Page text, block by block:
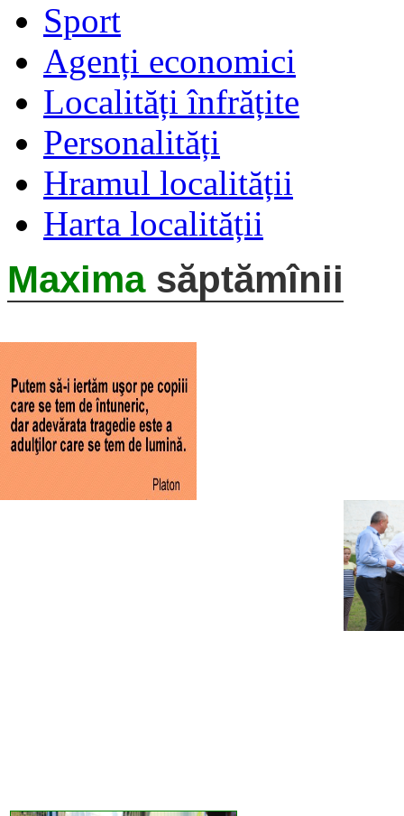
Sport
Agenți economici
Localități înfrățite
Personalități
Hramul localității
Harta localității
Maxima săptămînii